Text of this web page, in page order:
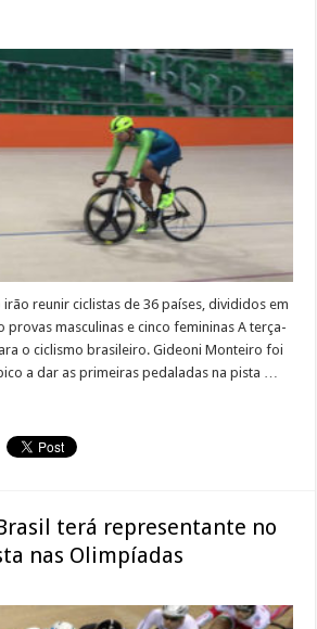
irão reunir ciclistas de 36 países, divididos em
provas masculinas e cinco femininas A terça-
o ciclismo brasileiro. Gideoni Monteiro foi
a dar as primeiras pedaladas na pista …
terá representante no
nas Olimpíadas